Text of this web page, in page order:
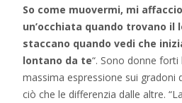
So come muovermi, mi
un’occhiata quando trovano il
staccano quando vedi che
lontano da te“. Sono donne
massima espressione sui gradoni
ciò che le differenzia dalle altre.